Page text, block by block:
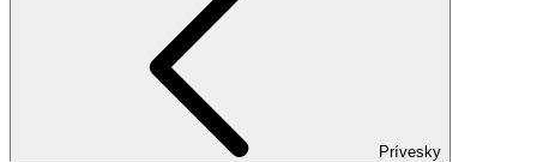
Prívesky